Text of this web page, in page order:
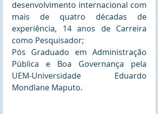
desenvolvimento internacional com
mais de quatro décadas de
experiência, 14 anos de Carreira
como Pesquisador;
Pós Graduado em Administração
Pública e Boa Governança pela
UEM-Universidade Eduardo
Mondlane Maputo.